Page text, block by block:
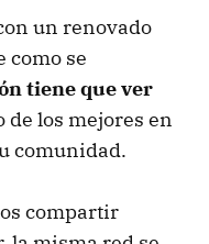
un renovado
como se
tiene que ver
de los mejores en
comunidad.
compartir